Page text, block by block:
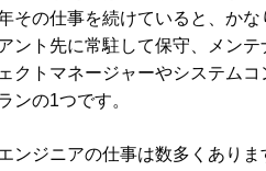
その仕事を続けていると、か
ント先に常駐して保守、メンテ
クトマネージャーやシステム
ンの1つです。
ンジニアの仕事は数多くあり